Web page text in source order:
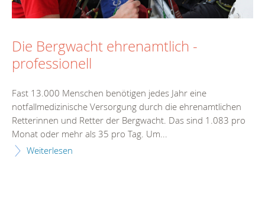
Die Bergwacht ehrenamtlich -
professionell
Fast 13.000 Menschen benötigen jedes Jahr eine
notfallmedizinische Versorgung durch die ehrenamtlichen
Retterinnen und Retter der Bergwacht. Das sind 1.083 pro
Monat oder mehr als 35 pro Tag. Um...
Weiterlesen